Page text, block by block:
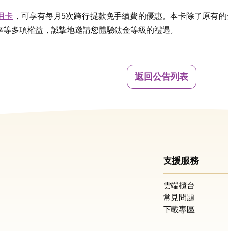
卡 ，可享有每月5次跨行提款免手續費的優惠。本卡除了原有
多項權益，誠摯地邀請您體驗鈦金等級的禮遇。
返回公告列表
支援服務
雲端櫃台
常見問題
下載專區